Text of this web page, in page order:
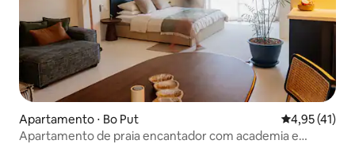
Apartamento ⋅ Bo Put 4,95 de uma
4,95 (41)
Apartamento de praia encantador com academia e